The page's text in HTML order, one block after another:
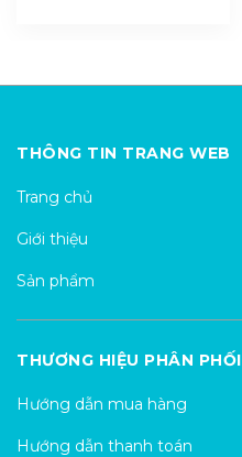
THÔNG TIN TRANG WEB
Trang chủ
Giới thiệu
Sản phẩm
THƯƠNG HIỆU PHÂN PHỐI
Hướng dẫn mua hàng
Hướng dẫn thanh toán